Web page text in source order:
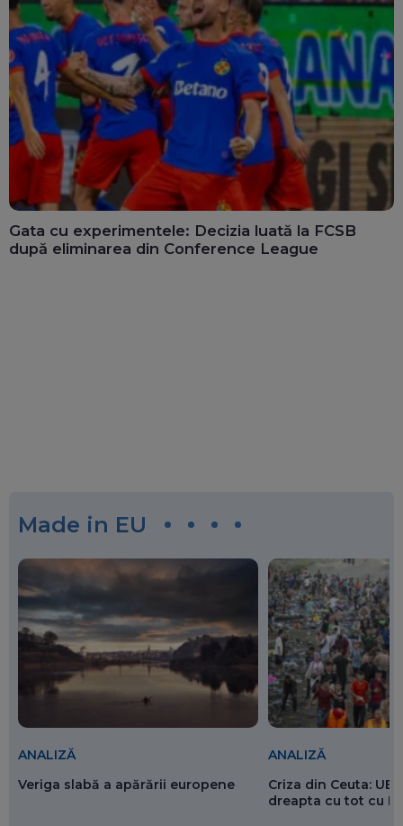
Gata cu experimentele: Decizia luată la FCSB
după eliminarea din Conference League
Made in EU
ANALIZĂ
Veriga slabă a apărării europene
ANALIZĂ
Criza din Ceuta: UE
dreapta cu tot cu